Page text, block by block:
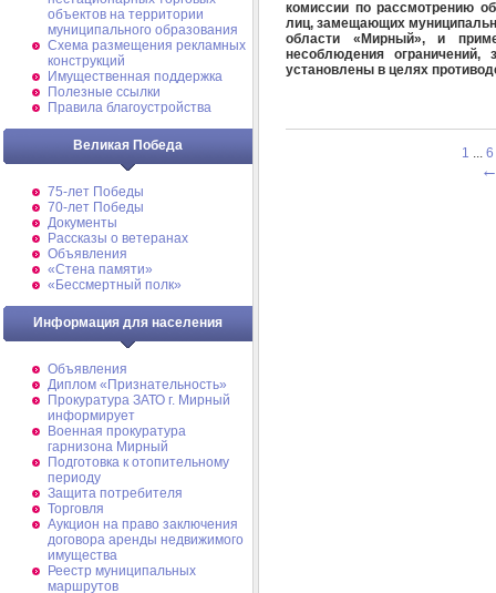
объектов на территории
муниципального образования
Схема размещения рекламных
конструкций
Имущественная поддержка
Полезные ссылки
Правила благоустройства
Великая Победа
75-лет Победы
70-лет Победы
Документы
Рассказы о ветеранах
Объявления
«Стена памяти»
«Бессмертный полк»
Информация для населения
Объявления
Диплом «Признательность»
Прокуратура ЗАТО г. Мирный
информирует
Военная прокуратура
гарнизона Мирный
Подготовка к отопительному
периоду
Защита потребителя
Торговля
Аукцион на право заключения
договора аренды недвижимого
имущества
Реестр муниципальных
маршрутов
комиссии по рассмотрению
лиц, замещающих
области «Мирный», и
несоблюдения ограничений,
установлены в целях
1 6